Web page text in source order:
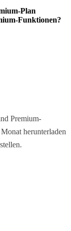
Plan
Funktionen?
Premium-
herunterladen